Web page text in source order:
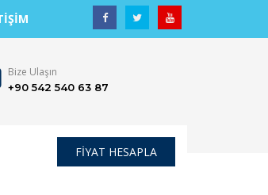
Bize Ulaşın
+90 542 540 63 87
FİYAT HESAPLA